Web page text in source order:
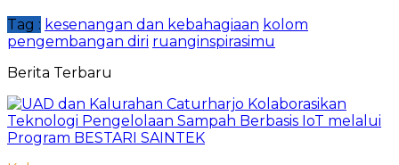
Tag : kesenangan dan kebahagiaan kolom
pengembangan diri ruanginspirasimu
Berita Terbaru